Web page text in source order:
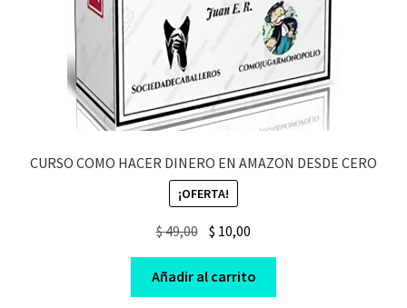
CURSO COMO HACER DINERO EN AMAZON DESDE CERO
¡OFERTA!
$49,00 Original
was:
$ 49,00.
$ 10,00
is:
$ 10,00.
Añadir al carrito